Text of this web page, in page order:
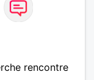
rencontre